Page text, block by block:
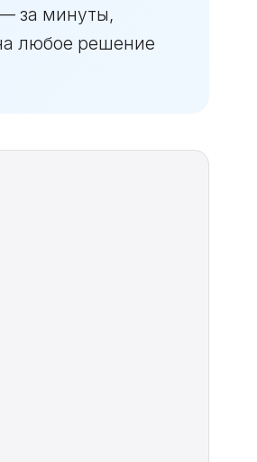
за минуты,
любое решение